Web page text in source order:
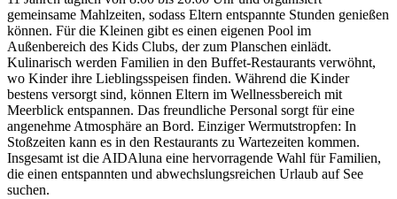
gemeinsame Mahlzeiten, sodass Eltern entspannte Stunden genießen
können. Für die Kleinen gibt es einen eigenen Pool im
Außenbereich des Kids Clubs, der zum Planschen einlädt.
Kulinarisch werden Familien in den Buffet-Restaurants verwöhnt,
wo Kinder ihre Lieblingsspeisen finden. Während die Kinder
bestens versorgt sind, können Eltern im Wellnessbereich mit
Meerblick entspannen. Das freundliche Personal sorgt für eine
angenehme Atmosphäre an Bord. Einziger Wermutstropfen: In
Stoßzeiten kann es in den Restaurants zu Wartezeiten kommen.
Insgesamt ist die AIDAluna eine hervorragende Wahl für Familien,
die einen entspannten und abwechslungsreichen Urlaub auf See
suchen.